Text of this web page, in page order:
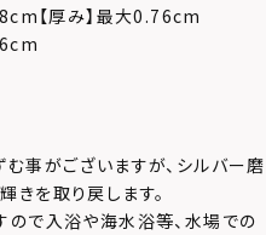
【厚み】最大0.76cm
事がございますが、シルバー磨
きを取り戻します。
ので入浴や海水浴等、水場での